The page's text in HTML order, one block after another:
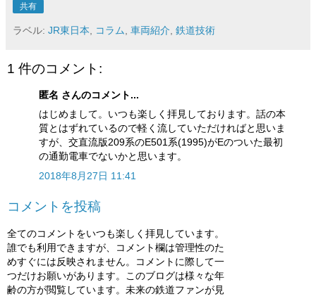
共有
ラベル: JR東日本 コラム 車両紹介 鉄道技術
1 件のコメント:
匿名 さんのコメント...
はじめまして。いつも楽しく拝見しております。話の本
質とはずれているので軽く流していただければと思いま
すが、交直流版209系のE501系(1995)がEのついた最初
の通勤電車でないかと思います。
2018年8月27日 11:41
コメントを投稿
全てのコメントをいつも楽しく拝見しています。
誰でも利用できますが、コメント欄は管理性のた
めすぐには反映されません。コメントに際して一
つだけお願いがあります。このブログは様々な年
齢の方が閲覧しています。未来の鉄道ファンが見